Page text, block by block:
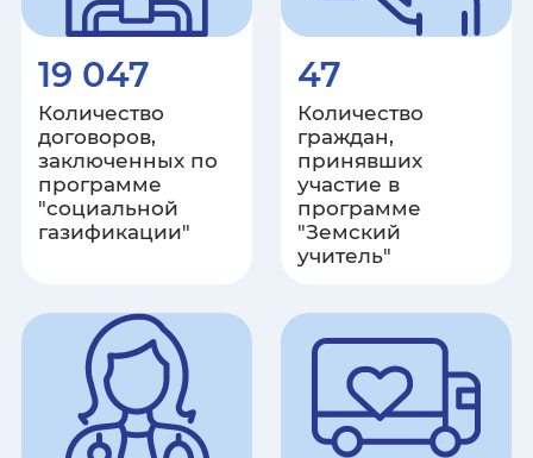
Республика Коми
Костромская область
Краснодарский край
Красноярский край
Курганская область
Курская область
19 047
Количество
договоров,
заключенных по
программе
"социальной
газификации"
47
Количество
граждан,
принявших
участие в
программе
"Земский
учитель"